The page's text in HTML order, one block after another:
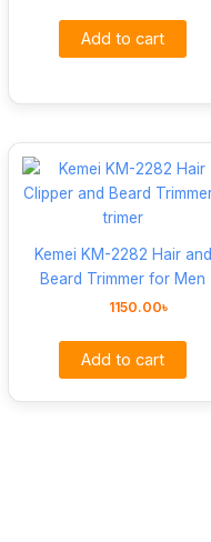
Add to cart
Kemei KM-2282 Hair and
Beard Trimmer for Men
1150.00৳
Add to cart